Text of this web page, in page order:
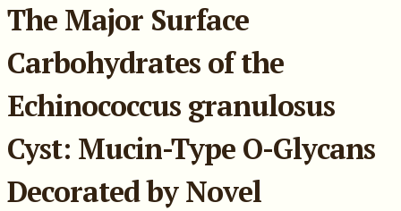
The Major Surface
Carbohydrates of the
Echinococcus granulosus
Cyst: Mucin-Type O-Glycans
Decorated by Novel